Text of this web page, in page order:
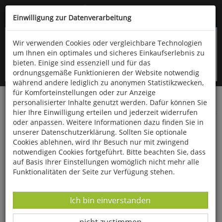
Kompletten Head der Seite überspringen
oder (06766) 9323-960
Startseite Bücher Geschichte 15.-19. Jahrhundert
Der Fluss der Götter
Einwilligung zur Datenverarbeitung
Wir verwenden Cookies oder vergleichbare Technologien
um Ihnen ein optimales und sicheres Einkaufserlebnis zu
bieten. Einige sind essenziell und für das
ordnungsgemäße Funktionieren der Website notwendig
während andere lediglich zu anonymen Statistikzwecken,
für Komforteinstellungen oder zur Anzeige
personalisierter Inhalte genutzt werden. Dafür können Sie
hier Ihre Einwilligung erteilen und jederzeit widerrufen
oder anpassen. Weitere Informationen dazu finden Sie in
unserer Datenschutzerklärung. Sollten Sie optionale
Cookies ablehnen, wird Ihr Besuch nur mit zwingend
notwendigen Cookies fortgeführt. Bitte beachten Sie, dass
auf Basis Ihrer Einstellungen womöglich nicht mehr alle
Funktionalitäten der Seite zur Verfügung stehen.
Datenverarbeitung -
Ich bin einverstanden